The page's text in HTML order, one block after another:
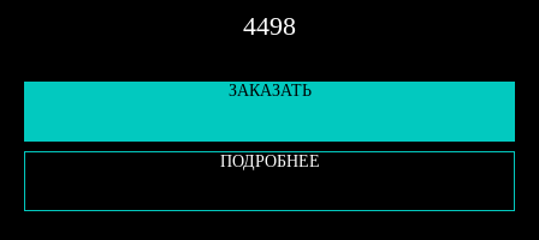
4498
ЗАКАЗАТЬ
ПОДРОБНЕЕ